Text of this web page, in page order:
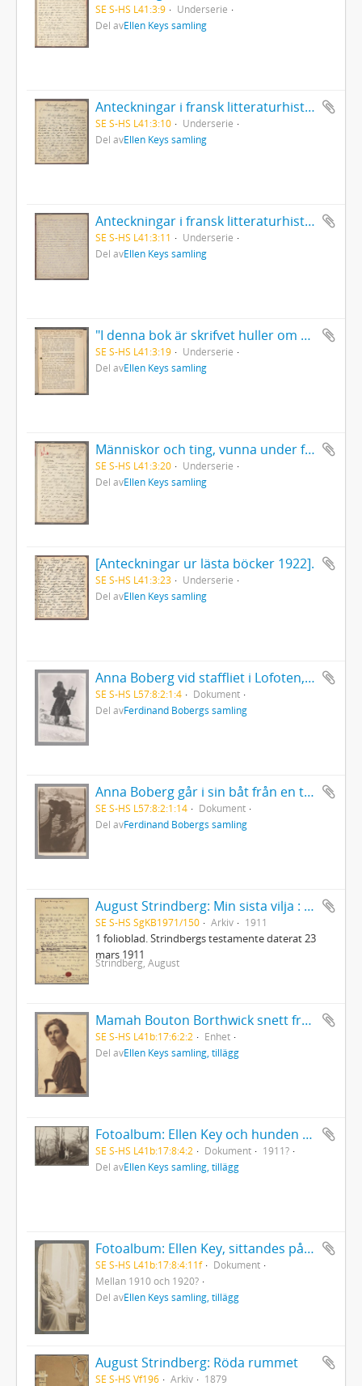
SE S-HS L41:3:9
Underserie
Del avEllen Keys samling
Anteckningar i fransk litteraturhistoria. Franska revolutionens salonger. 1899.
SE S-HS L41:3:10
Underserie
Del avEllen Keys samling
Anteckningar i fransk litteraturhistoria. Anteckningar ur M:me Staels arbeten.
SE S-HS L41:3:11
Underserie
Del avEllen Keys samling
"I denna bok är skrifvet huller om buller, från 1901 och nu 1906 - ingen riktig följd".
SE S-HS L41:3:19
Underserie
Del avEllen Keys samling
Människor och ting, vunna under föredragsresan 1905.
SE S-HS L41:3:20
Underserie
Del avEllen Keys samling
[Anteckningar ur lästa böcker 1922].
SE S-HS L41:3:23
Underserie
Del avEllen Keys samling
Anna Boberg vid staffliet i Lofoten, Norge
SE S-HS L57:8:2:1:4
Dokument
Del avFerdinand Bobergs samling
Anna Boberg går i sin båt från en trappa
SE S-HS L57:8:2:1:14
Dokument
Del avFerdinand Bobergs samling
August Strindberg: Min sista vilja : Testamente
SE S-HS SgKB1971/150 Arkiv 1911
1 folioblad. Strindbergs testamente daterat 23
mars 1911
Strindberg, August
Mamah Bouton Borthwick snett framifrån, sittande på stol
SE S-HS L41b:17:6:2:2
Enhet
Del avEllen Keys samling, tillägg
Fotoalbum: Ellen Key och hunden Vild intill trappan till Strand, med Vättern i fonden
SE S-HS L41b:17:8:4:2 Dokument
1911?
Del avEllen Keys samling, tillägg
Fotoalbum: Ellen Key, sittandes på entrétrappan till Strand
SE S-HS L41b:17:8:4:11f
Dokument
Mellan 1910 och 1920?
Del avEllen Keys samling, tillägg
August Strindberg: Röda rummet
SE S-HS Vf196 Arkiv 1879